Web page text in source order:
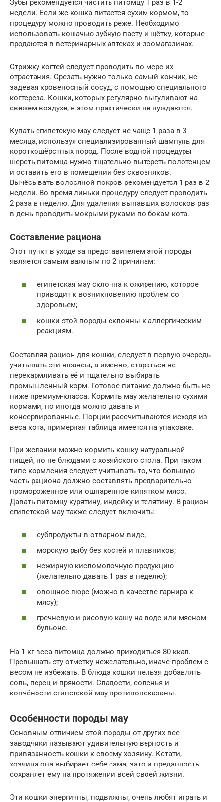
Зубы рекомендуется чистить питомцу 1 раз в 1-2
недели. Если же кошка питается сухим кормом, то
процедуру можно проводить реже. Необходимо
использовать кошачью зубную пасту и щётку, которые
продаются в ветеринарных аптеках и зоомагазинах.
Стрижку когтей следует проводить по мере их
отрастания. Срезать нужно только самый кончик, не
задевая кровеносный сосуд, с помощью специального
когтереза. Кошки, которых регулярно выгуливают на
свежем воздухе, в этом практически не нуждаются.
Купать египетскую мау следует не чаще 1 раза в 3
месяца, используя специализированный шампунь для
короткошёрстных пород. После водной процедуры
шерсть питомца нужно тщательно вытереть полотенцем
и оставить его в помещении без сквозняков.
Вычёсывать волосяной покров рекомендуется 1 раз в 2
недели. Во время линьки процедуру следует проводить
2 раза в неделю. Для удаления выпавших волосков раз
в день проводить мокрыми руками по бокам кота.
Составление рациона
Этот пункт в уходе за представителем этой породы
является самым важным по 2 причинам:
египетская мау склонна к ожирению, которое
приводит к возникновению проблем со
здоровьем;
кошки этой породы склонны к аллергическим
реакциям.
Составляя рацион для кошки, следует в первую очередь
учитывать эти нюансы, а именно, стараться не
перекармливать её и тщательно выбирать
промышленный корм. Готовое питание должно быть не
ниже премиум-класса. Кормить мау желательно сухими
кормами, но иногда можно давать и
консервированные. Порции рассчитываются исходя из
веса кота, примерная таблица имеется на упаковке.
При желании можно кормить кошку натуральной
пищей, но не блюдами с хозяйского стола. При таком
типе кормления следует учитывать то, что большую
часть рациона должно составлять предварительно
промороженное или ошпаренное кипятком мясо.
Давать питомцу курятину, индейку и телятину. В рацион
египетской мау также следует включить:
субпродукты в отварном виде;
морскую рыбу без костей и плавников;
нежирную кисломолочную продукцию
(желательно давать 1 раз в неделю);
овощное пюре (можно в качестве гарнира к
мясу);
гречневую и рисовую кашу на воде или мясном
бульоне.
На 1 кг веса питомца должно приходиться 80 ккал.
Превышать эту отметку нежелательно, иначе проблем с
весом не избежать. В блюда кошки нельзя добавлять
соль, перец и пряности. Сладости, соленья и
копчёности египетской мау противопоказаны.
Особенности породы мау
Основным отличием этой породы от других все
заводчики называют удивительную верность и
привязанность кошки к своему хозяину. Кстати,
хозяина она выбирает себе сама, зато и преданность
сохраняет ему на протяжении всей своей жизни.
Эти кошки энергичны, подвижны, очень любят играть и